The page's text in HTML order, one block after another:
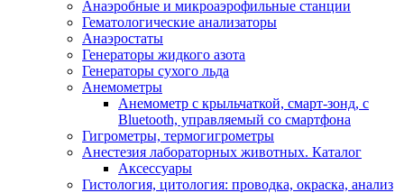
Анаэробные и микроаэрофильные станции
Гематологические анализаторы
Анаэростаты
Генераторы жидкого азота
Генераторы сухого льда
Анемометры
Анемометр с крыльчаткой, смарт-зонд, с
Bluetooth, управляемый со смартфона
Гигрометры, термогигрометры
Анестезия лабораторных животных. Каталог
Аксессуары
Гистология, цитология: проводка, окраска, анализ